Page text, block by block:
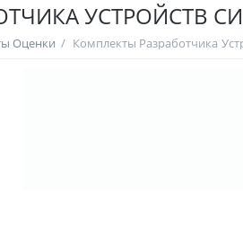
УСТРОЙСТВ
Оценки /